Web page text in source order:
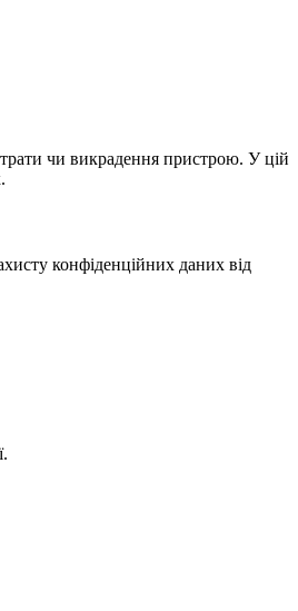
чи викрадення пристрою. У цій
конфіденційних даних від